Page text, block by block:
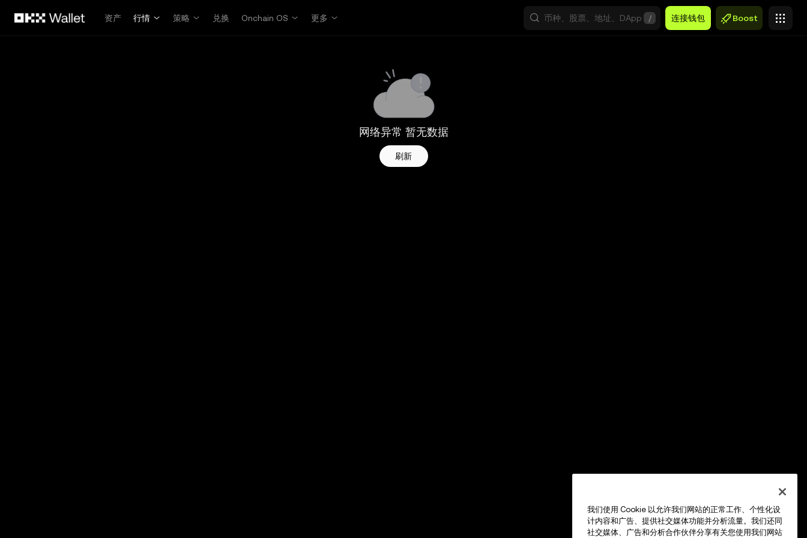
资产
行情 策略 兑换 Onchain OS 更多 / 连接钱包 Boost
网络异常 暂无数据
刷新
我们使用 Cookie 以允许我们网站的正常工作、个性化设
计内容和广告、提供社交媒体功能并分析流量。我们还同
社交媒体、广告和分析合作伙伴分享有关您使用我们网站